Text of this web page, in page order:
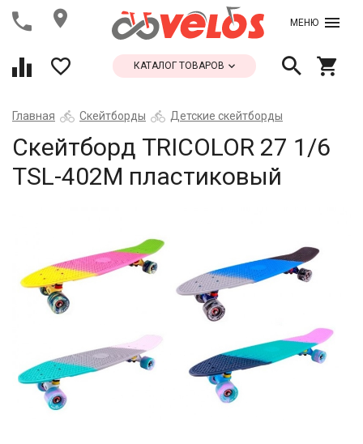
МЕНЮ
КАТАЛОГ ТОВАРОВ
Главная Скейтборды Детские скейтборды
Скейтборд TRICOLOR 27 1/6
TSL-402M пластиковый